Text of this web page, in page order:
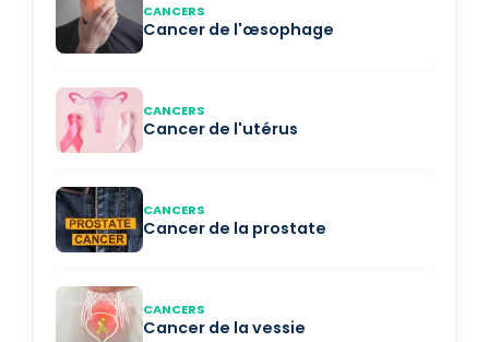
CANCERS
Cancer de l'œsophage
CANCERS
Cancer de l'utérus
CANCERS
Cancer de la prostate
CANCERS
Cancer de la vessie